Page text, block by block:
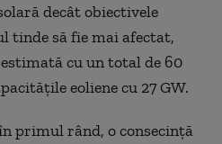
decât obiectivele
tinde să fie mai afectat,
cu un total de 60
eoliene cu 27 GW.
primul rând, o consecință